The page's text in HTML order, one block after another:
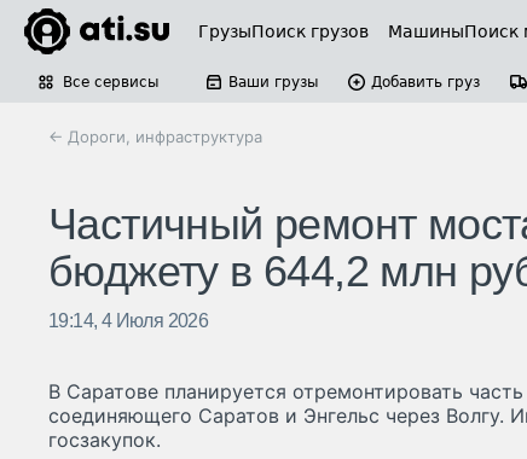
ГрузыПоиск грузов МашиныПоиск
Все сервисы Ваши грузы Добавить груз
← Дороги, инфраструктура
Частичный ремонт
бюджету в 644,2 млн
19:14, 4 Июля 2026
В Саратове планируется отремонтировать
соединяющего Саратов и Энгельс через Волгу.
госзакупок.